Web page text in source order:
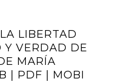
LIBERTAD
Y VERDAD DE
MARÍA
| PDF | MOBI